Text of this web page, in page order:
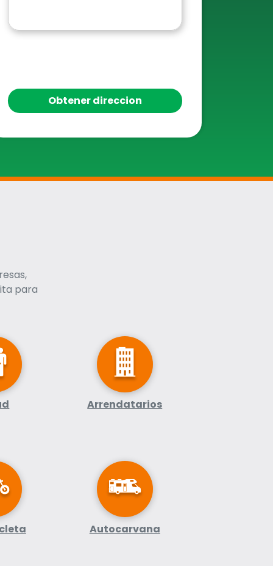
Obtener direccion
para
Arrendatarios
Autocarvana